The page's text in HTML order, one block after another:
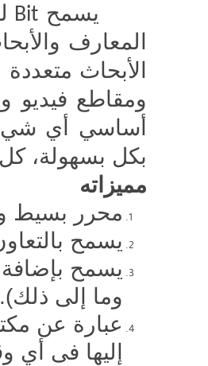
يسمحBit
المعارف
الأبحاث
ومقاطع فيديو
أساسي أي
بكل بسهولة،
مميزاته
محرر بسيط
يسمح
يسمح
وما إلى ذلك).
عبارة عن
إليها فى أي